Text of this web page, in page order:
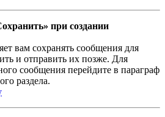
при создании
вам сохранять сообщения для
и отправить их позже. Для
сообщения перейдите в параграф
раздела.